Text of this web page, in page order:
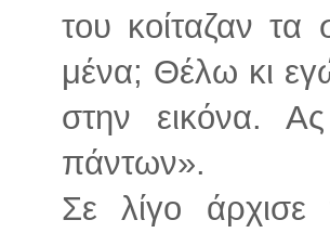
του κοίταζαν τα
μένα; Θέλω κι
στην εικόνα.
πάντων».
Σε λίγο